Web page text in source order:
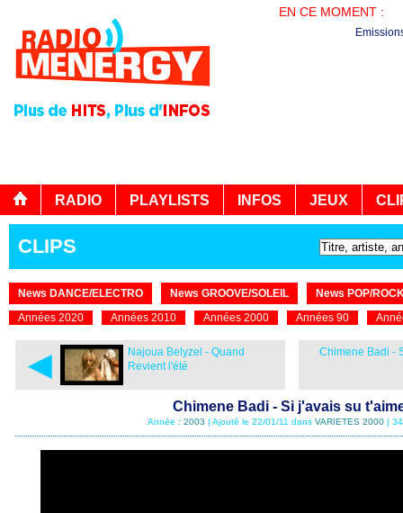
EN CE MOMENT :
RADIO PLAYLISTS INFOS JEUX
CLIPS
News DANCE/ELECTRO News GROOVE/SOLEIL
News POP/
Années 2020
Années 2010 Années 2000 Années 90
◄
Najoua Belyzel - Quand
Revient l'été
Chimene Badi -
Chimene Badi - Si j'avais su
Année : 2003 | Ajouté le 22/01/11 dans VARIETES 2000 |